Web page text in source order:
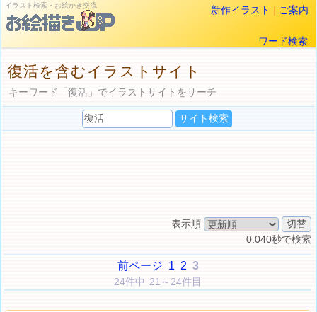
イラスト検索・お絵かき交流 新作イラスト | ご案内
ワード検索
復活を含むイラストサイト
キーワード「復活」でイラストサイトをサーチ
表示順
0.040秒で検索
前ページ 1 2 3
24件中 21～24件目